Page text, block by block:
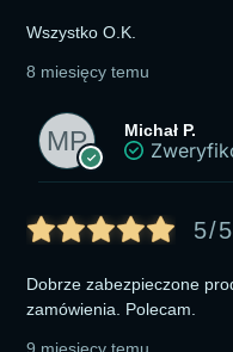
Wszystko O.K.
8 miesięcy temu
Michał P.
5/5
Dobrze zabezpieczone
zamówienia. Polecam.